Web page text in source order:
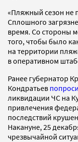
«Пляжный сезон не
Сплошного
время. Со стороны
того, чтобы было
на территории
в оперативном
Ранее губернатор
Кондратьев
ликвидации ЧС на
привлечения
последствий
Накануне, 25
чрезвычайной